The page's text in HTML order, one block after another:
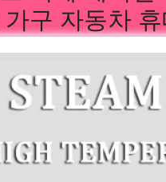
가구 자동차